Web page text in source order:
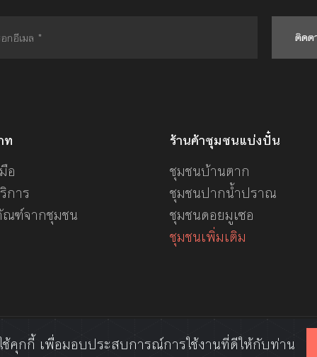
ช้คุกกี้ เพื่อมอบประสบการณ์การใช้งานที่ดีให้กับท่าน
ติดต
ท
อ
การ
ฑ์จากชุมชน
ร้านค้าชุมชนแบ่งปั๋น
ชุมชนบ้านตาก
ชุมชนปากน้ำปราณ
ชุมชนดอยมูเซอ
ชุมชนเพิ่มเติม